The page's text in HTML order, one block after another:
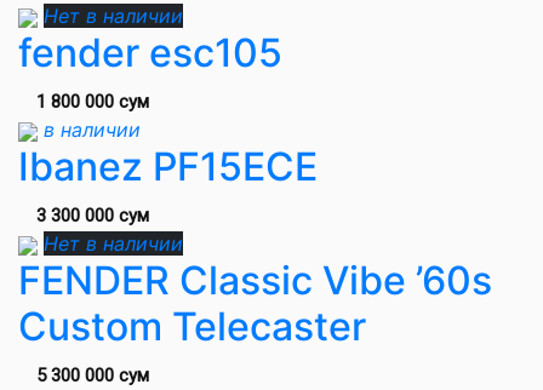
Нет в наличии
fender esc105
1 800 000 сум
в наличии
Ibanez PF15ECE
3 300 000 сум
Нет в наличии
FENDER Classic Vibe ’60s
Custom Telecaster
5 300 000 сум